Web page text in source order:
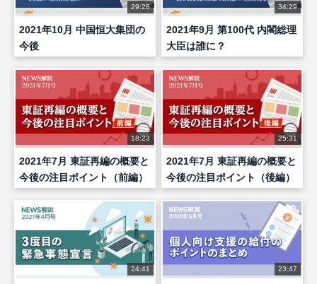
29:28
2021年10月 中国恒大集団の
今後
34:29
2021年9月 第100代 内閣総理
大臣は誰に？
18:23
2021年7月 東証再編の概要と
今後の注目ポイント（前編）
25:31
2021年7月 東証再編の概要と
今後の注目ポイント（後編）
24:41 23:47